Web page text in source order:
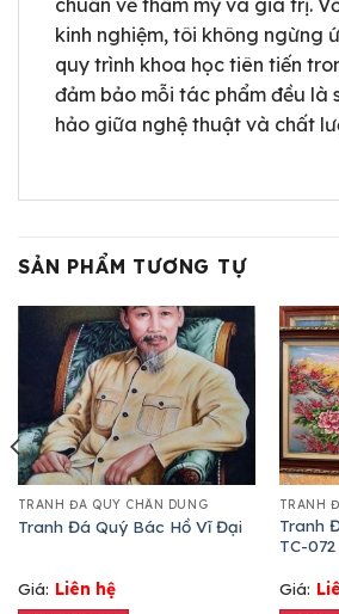
kinh nghiệm, tôi không ngừng
quy trình khoa học tiên tiến
đảm bảo mỗi tác phẩm đều là
hảo giữa nghệ thuật và chất
SẢN PHẨM TƯƠNG TỰ
TRANH ĐÁ QUÝ CHÂN DUNG
Tranh Đá Quý Bác Hồ Vĩ Đại
Giá: Liên hệ
TRANH
Tranh
TC-072
Giá: